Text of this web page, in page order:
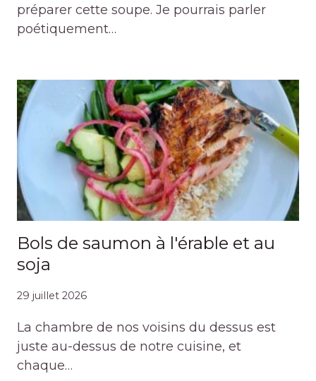
préparer cette soupe. Je pourrais parler
poétiquement…
Bols de saumon à l'érable et au
soja
29 juillet 2026
La chambre de nos voisins du dessus est
juste au-dessus de notre cuisine, et
chaque…